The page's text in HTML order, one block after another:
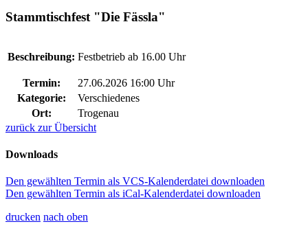
Stammtischfest "Die Fässla"
Beschreibung: Festbetrieb ab 16.00 Uhr
Termin:
27.06.2026 16:00 Uhr
Kategorie:
Verschiedenes
Ort:
Trogenau
zurück zur Übersicht
Downloads
Den gewählten Termin als VCS-Kalenderdatei downloaden
Den gewählten Termin als iCal-Kalenderdatei downloaden
drucken nach oben